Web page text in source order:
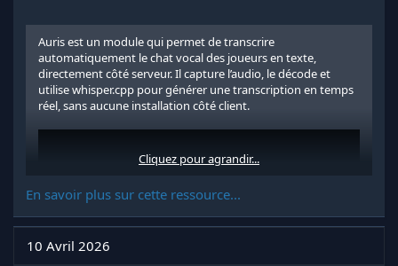
Auris est un module qui permet de transcrire
automatiquement le chat vocal des joueurs en texte,
directement côté serveur. Il capture l’audio, le décode et
utilise whisper.cpp pour générer une transcription en temps
réel, sans aucune installation côté client.
Cliquez pour agrandir...
En savoir plus sur cette ressource...
10 Avril 2026